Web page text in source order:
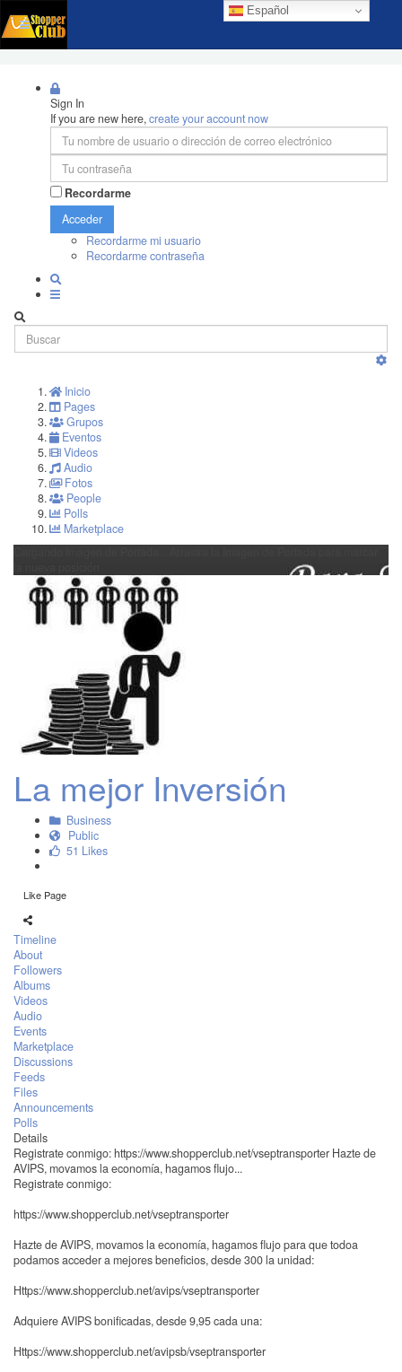
Español
Sign In
If you are new here,create your account now
Recordarme
Acceder
Recordarme mi usuario
Recordarme contraseña
Inicio
Pages
Grupos
Eventos
Videos
Audio
Fotos
People
Polls
Marketplace
La mejor Inversión
Business
Public
51 Likes
Like Page
Timeline
About
Followers
Albums
Videos
Audio
Events
Marketplace
Discussions
Feeds
Files
Announcements
Polls
Details
Registrate conmigo: https://www.shopperclub.net/vseptransporter Hazte de
AVIPS, movamos la economía, hagamos flujo...
Registrate conmigo:
https://www.shopperclub.net/vseptransporter
Hazte de AVIPS, movamos la economía, hagamos flujo para que todoa
podamos acceder a mejores beneficios, desde 300 la unidad:
Https://www.shopperclub.net/avips/vseptransporter
Adquiere AVIPS bonificadas, desde 9,95 cada una:
Https://www.shopperclub.net/avipsb/vseptransporter